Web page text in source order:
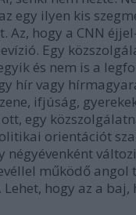
egy ilyen kis
Az, hogy a CNN
Egy
és nem is a
hír vagy
ifjúság,
egy
orientációt
négyévenként
működő angol
Lehet, hogy az a baj,